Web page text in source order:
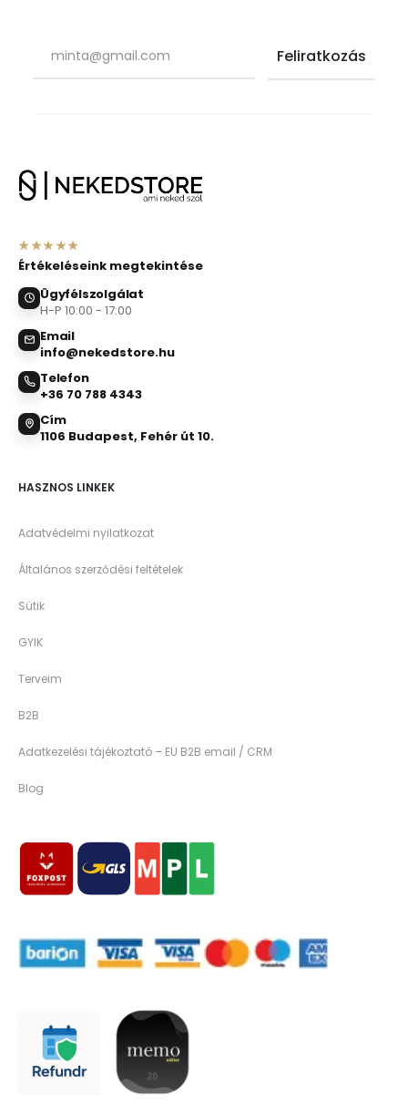
★★★★★
Értékeléseink megtekintése
Ügyfélszolgálat
H-P 10:00 - 17:00
Email
info@nekedstore.hu
Telefon
+36 70 788 4343
Cím
1106 Budapest, Fehér út 10.
HASZNOS LINKEK
Adatvédelmi nyilatkozat
Általános szerződési feltételek
Sütik
GYIK
Terveim
B2B
Adatkezelési tájékoztató – EU B2B email / CRM
Blog